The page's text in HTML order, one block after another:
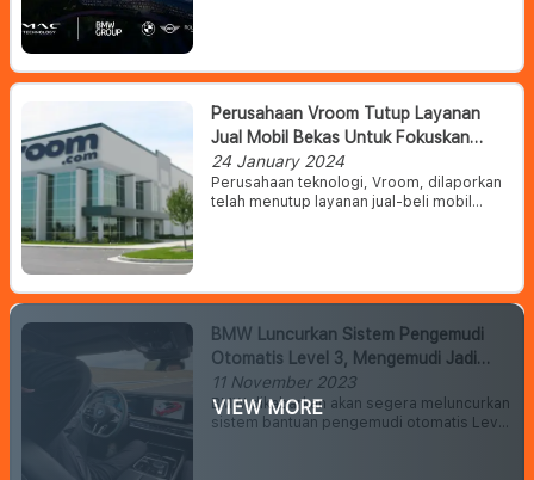
Perusahaan Vroom Tutup Layanan
Jual Mobil Bekas Untuk Fokuskan
Bisnis Ke Financing & AI
24 January 2024
Perusahaan teknologi, Vroom, dilaporkan
telah menutup layanan jual-beli mobil
BMW Luncurkan Sistem Pengemudi
Otomatis Level 3, Mengemudi Jadi
Makin Santai
11 November 2023
BMW dikabarkan akan segera meluncurkan
sistem bantuan pengemudi otomatis Level
VIEW MORE